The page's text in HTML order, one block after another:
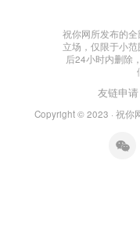
祝你网所发布的
立场，仅限于小
后24小时内删除
友链申请
Copyright © 2023 · 祝你